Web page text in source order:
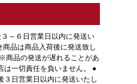
～６日営業日以内に発送い
品は商品入荷後に発送致し
品の発送が遅れることがあ
は一切責任を負いません。 ●
３日営業日以内に発送いたし